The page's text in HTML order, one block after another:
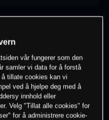
instrumentet
vår fungerer som den
samler vi data for å forstå
tillate cookies kan vi
ved å hjelpe deg med å
innhold eller
Velg "Tillat alle cookies" for
for å administrere cookie-